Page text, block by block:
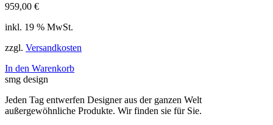
959,00 €
inkl. 19 % MwSt.
zzgl. Versandkosten
In den Warenkorb
smg design
Jeden Tag entwerfen Designer aus der ganzen Welt
außergewöhnliche Produkte. Wir finden sie für Sie.